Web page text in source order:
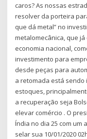
caros? As nossas
resolver da porteira
que dá metal” no
metalomecânica, que
economia nacional,
investimento para
desde peças para
a retomada está sendo
estoques,
a recuperação seja
elevar comércio . O
Índia no dia 25 com um
selar sua 10/01/2020